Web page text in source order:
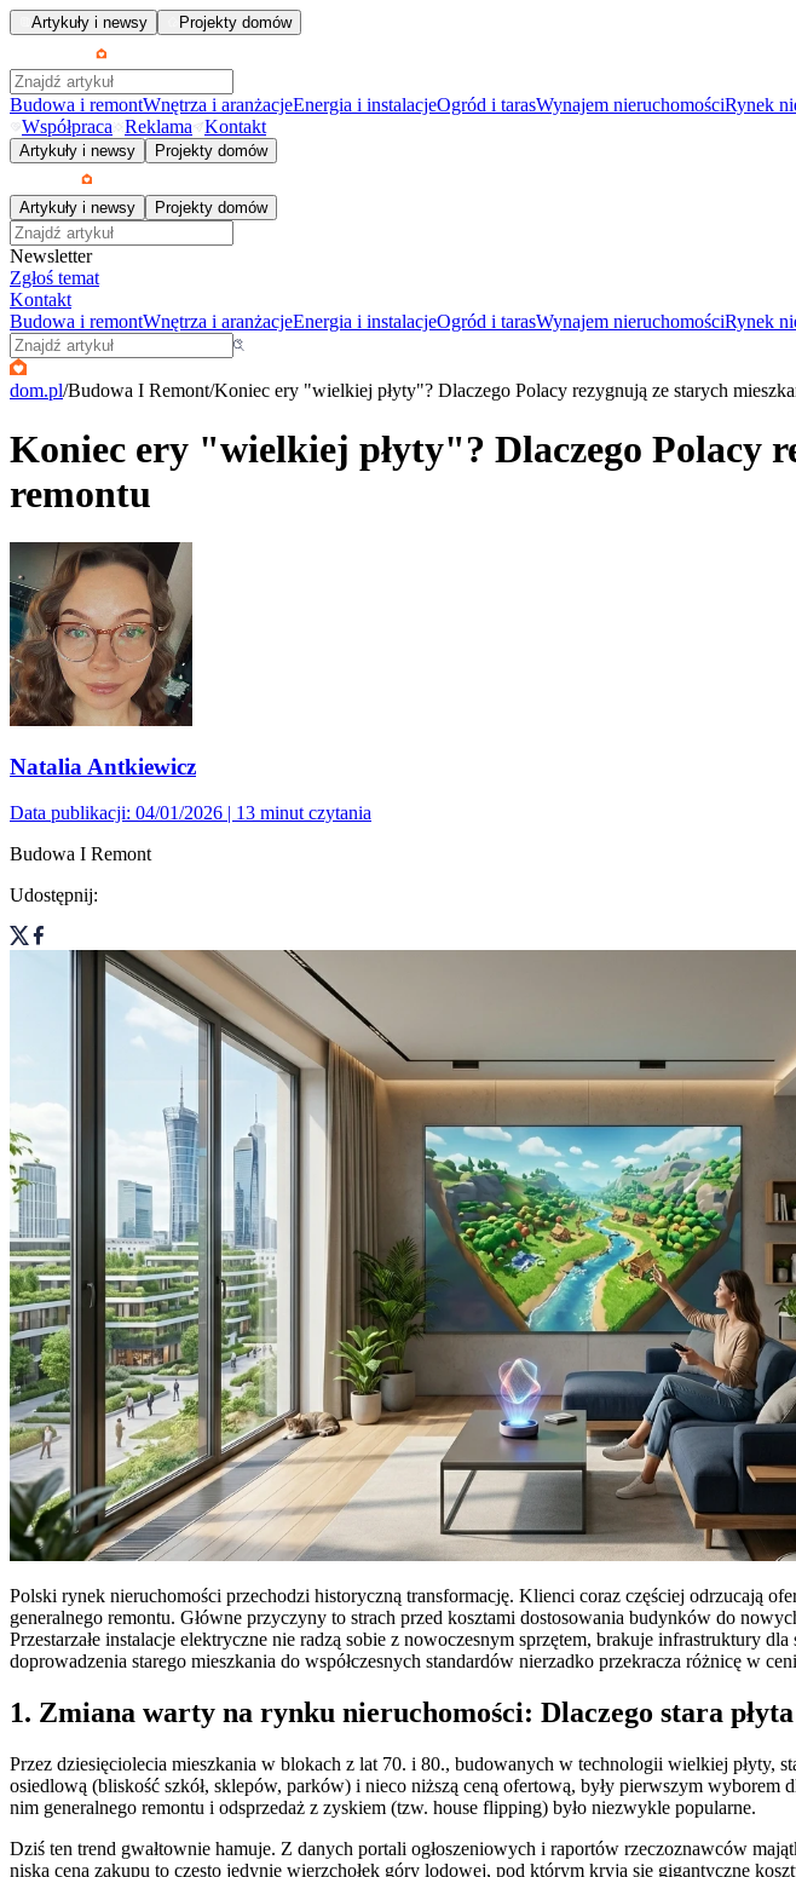
Artykuły i newsy Projekty domów
Budowa i remontWnętrza i aranżacjeEnergia i instalacjeOgród i tarasWynajem nieruchomościRynek
Współpraca
Reklama Kontakt
Artykuły i newsy Projekty domów
Artykuły i newsy Projekty domów
Newsletter
Zgłoś temat
Kontakt
Budowa i remontWnętrza i aranżacjeEnergia i instalacjeOgród i tarasWynajem nieruchomościRynek
dom.pl/Budowa I Remont/Koniec ery "wielkiej płyty"? Dlaczego Polacy rezygnują ze starych
Koniec ery "wielkiej płyty"? Dlaczego Polacy
remontu
Natalia Antkiewicz
Data publikacji: 04/01/2026 | 13 minut czytania
Budowa I Remont
Udostępnij:
Polski rynek nieruchomości przechodzi historyczną transformację. Klienci coraz częściej odrzucają
generalnego remontu. Główne przyczyny to strach przed kosztami dostosowania budynków do
Przestarzałe instalacje elektryczne nie radzą sobie z nowoczesnym sprzętem, brakuje
doprowadzenia starego mieszkania do współczesnych standardów nierzadko przekracza różnicę w
1. Zmiana warty na rynku nieruchomości: Dlaczego stara
Przez dziesięciolecia mieszkania w blokach z lat 70. i 80., budowanych w technologii wielkiej płyty,
osiedlową (bliskość szkół, sklepów, parków) i nieco niższą ceną ofertową, były pierwszym
nim generalnego remontu i odsprzedaż z zyskiem (tzw. house flipping) było niezwykle popularne.
Dziś ten trend gwałtownie hamuje. Z danych portali ogłoszeniowych i raportów rzeczoznawców
niska cena zakupu to często jedynie wierzchołek góry lodowej, pod którym kryją się gigantyczne